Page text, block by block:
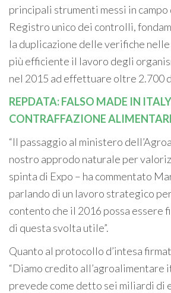
principali strumenti messi in
Registro unico dei controlli,
la duplicazione delle verifiche
più efficiente il lavoro degli
nel 2015 ad effettuare oltre 2.700
REPDATA: FALSO MADE IN
CONTRAFFAZIONE
“Il passaggio al ministero
nostro approdo naturale per
spinta di Expo – ha commentato
parlando di un lavoro strategico
contento che il 2016 possa essere
di questa svolta utile”.
Quanto al protocollo d’intesa
“Diamo credito all’agroalimentare
prevede come detto sei miliardi di